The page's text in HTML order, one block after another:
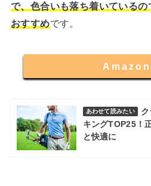
で、色合いも落ち着いている
おすすめです。
Amazon
あわせて読みたい
キングTOP25！
と快適に